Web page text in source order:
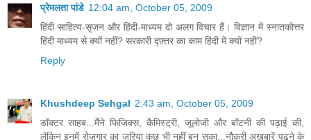
प्रेमलता पांडे 12:04 am, October 05, 2009
हिंदी साहित्य-सृजन और हिंदी-माध्यम दो अलग विचार हैं। विज्ञान में स्नातकोत्तर
हिंदी माध्यम से क्यों नहीं? सरकारी द्फ़्तर का काम हिंदी में क्यों नहीं?
Reply
Khushdeep Sehgal 2:43 am, October 05, 2009
डॉक्टर साहब...मैंने फिजिक्स, कैमिस्ट्री, जूलोजी और बॉटनी की पढ़ाई की,
लेकिन इनमें रोजगार का ज़रिया कुछ भी नहीं बन सका...नौकरी अखबारें पढ़ने के